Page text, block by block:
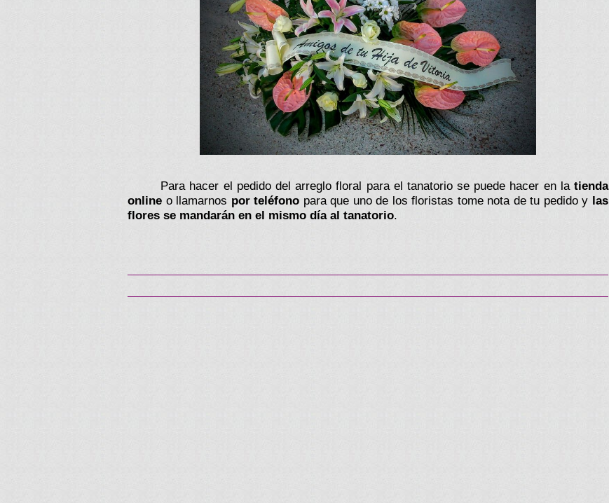
Para hacer el pedido del arreglo floral para el tanatorio se puede hacer en la tienda
online o llamarnos por teléfono para que uno de los floristas tome nota de tu pedido y las
flores se mandarán en el mismo día al tanatorio.